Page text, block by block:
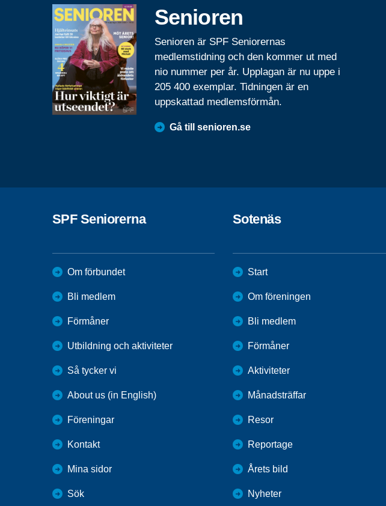
Senioren
Senioren är SPF Seniorernas
medlemstidning och den kommer ut med
nio nummer per år. Upplagan är nu uppe i
205 400 exemplar. Tidningen är en
uppskattad medlemsförmån.
Gå till senioren.se
SPF Seniorerna
Om förbundet
Bli medlem
Förmåner
Utbildning och aktiviteter
Så tycker vi
About us (in English)
Föreningar
Kontakt
Mina sidor
Sök
Sotenäs
Start
Om föreningen
Bli medlem
Förmåner
Aktiviteter
Månadsträffar
Resor
Reportage
Årets bild
Nyheter